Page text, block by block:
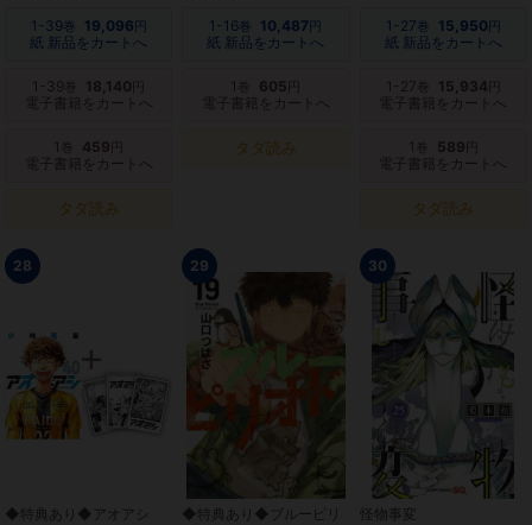
1-39巻 19,096 円
紙 新品をカートへ
1-39 18,140
電子書籍をカートへ
1 459
電子書籍をカートへ
タダ読み
1-16巻 10,487 円
紙 新品をカートへ
1 605
電子書籍をカートへ
タダ読み
1-27巻 15,950 円
紙 新品をカートへ
1-27 15,934
電子書籍をカートへ
1 589
電子書籍をカートへ
タダ読み
28
◆特典あり◆アオアシ
29
◆特典あり◆ブルーピリ
30
怪物事変